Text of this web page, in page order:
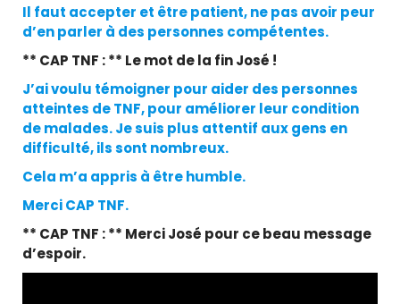
Il faut accepter et être patient, ne pas avoir peur
d’en parler à des personnes compétentes.
** CAP TNF : ** Le mot de la fin José !
J’ai voulu témoigner pour aider des personnes
atteintes de TNF, pour améliorer leur condition
de malades. Je suis plus attentif aux gens en
difficulté, ils sont nombreux.
Cela m’a appris à être humble.
Merci CAP TNF.
** CAP TNF : ** Merci José pour ce beau message
d’espoir.